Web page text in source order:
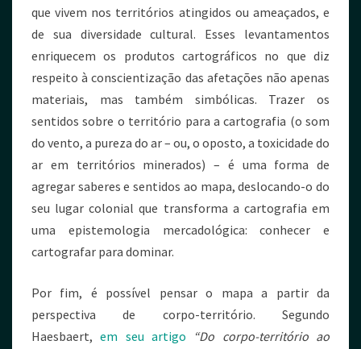
que vivem nos territórios atingidos ou ameaçados, e
de sua diversidade cultural. Esses levantamentos
enriquecem os produtos cartográficos no que diz
respeito à conscientização das afetações não apenas
materiais, mas também simbólicas. Trazer os
sentidos sobre o território para a cartografia (o som
do vento, a pureza do ar – ou, o oposto, a toxicidade do
ar em territórios minerados) – é uma forma de
agregar saberes e sentidos ao mapa, deslocando-o do
seu lugar colonial que transforma a cartografia em
uma epistemologia mercadológica: conhecer e
cartografar para dominar.
Por fim, é possível pensar o mapa a partir da
perspectiva de corpo-território. Segundo
Haesbaert, em seu artigo
“Do corpo-território ao